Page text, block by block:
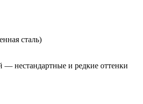
сталь)
— нестандартные и редкие оттенки